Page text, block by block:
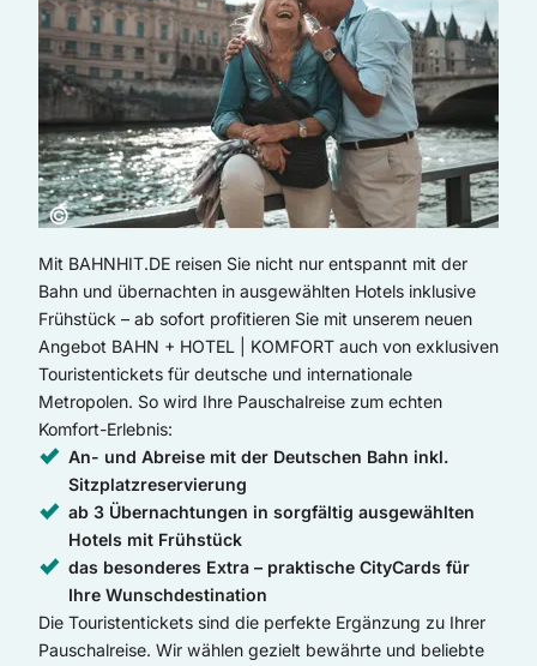
Copyright:
©
Mit BAHNHIT.DE reisen Sie nicht nur entspannt mit der
Bahn und übernachten in ausgewählten Hotels inklusive
Frühstück – ab sofort profitieren Sie mit unserem neuen
Angebot BAHN + HOTEL | KOMFORT auch von exklusiven
Touristentickets für deutsche und internationale
Metropolen. So wird Ihre Pauschalreise zum echten
Komfort-Erlebnis:
An- und Abreise mit der Deutschen Bahn inkl.
Sitzplatzreservierung
ab 3 Übernachtungen in sorgfältig ausgewählten
Hotels mit Frühstück
das besonderes Extra – praktische CityCards für
Ihre Wunschdestination
Die Touristentickets sind die perfekte Ergänzung zu Ihrer
Pauschalreise. Wir wählen gezielt bewährte und beliebte